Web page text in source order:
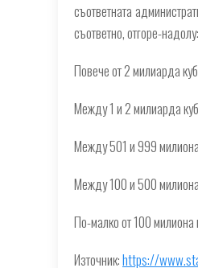
съответната
съответно, отгоре-надолу:
Повече от 2 милиарда
Между 1 и 2 милиарда
Между 501 и 999
Между 100 и 500
По-малко от 100 милиона
Източник:https://